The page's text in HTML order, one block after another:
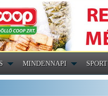
MINDENNAPI SPORT